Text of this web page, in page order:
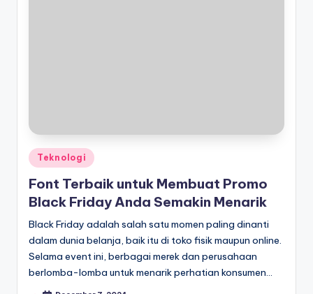
Posted
in
Teknologi
Font Terbaik untuk Membuat Promo
Black Friday Anda Semakin Menarik
Black Friday adalah salah satu momen paling dinanti
dalam dunia belanja, baik itu di toko fisik maupun online.
Selama event ini, berbagai merek dan perusahaan
berlomba-lomba untuk menarik perhatian konsumen…